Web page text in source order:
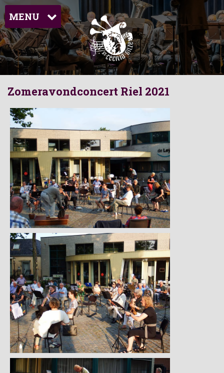
MENU
Zomeravondconcert Riel 2021